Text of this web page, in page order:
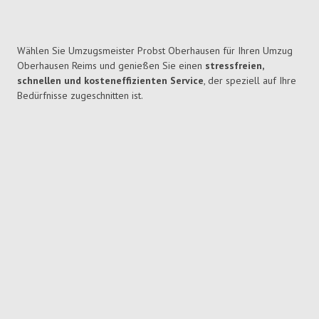
Wählen Sie Umzugsmeister Probst Oberhausen für Ihren Umzug
Oberhausen Reims und genießen Sie einen stressfreien,
schnellen und kosteneffizienten Service, der speziell auf Ihre
Bedürfnisse zugeschnitten ist.